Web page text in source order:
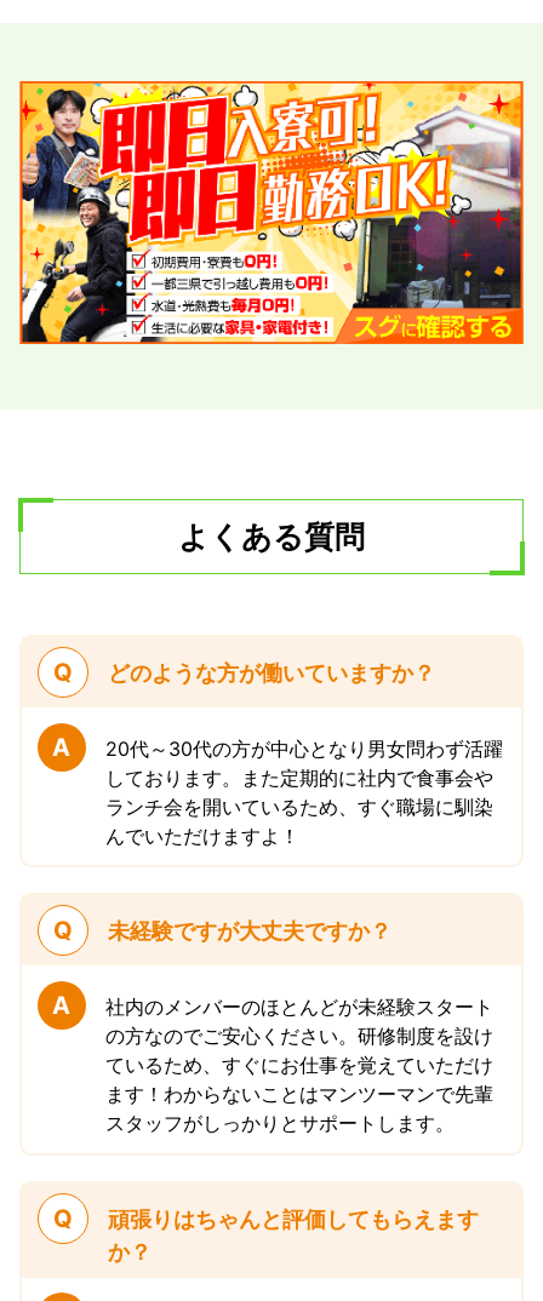
よくある質問
Q どのような方が働いていますか？
A
20代～30代の方が中心となり男女問わず活躍
しております。また定期的に社内で食事会や
ランチ会を開いているため、すぐ職場に馴染
んでいただけますよ！
Q 未経験ですが大丈夫ですか？
A
社内のメンバーのほとんどが未経験スタート
の方なのでご安心ください。研修制度を設け
ているため、すぐにお仕事を覚えていただけ
ます！わからないことはマンツーマンで先輩
スタッフがしっかりとサポートします。
Q
頑張りはちゃんと評価してもらえます
か？